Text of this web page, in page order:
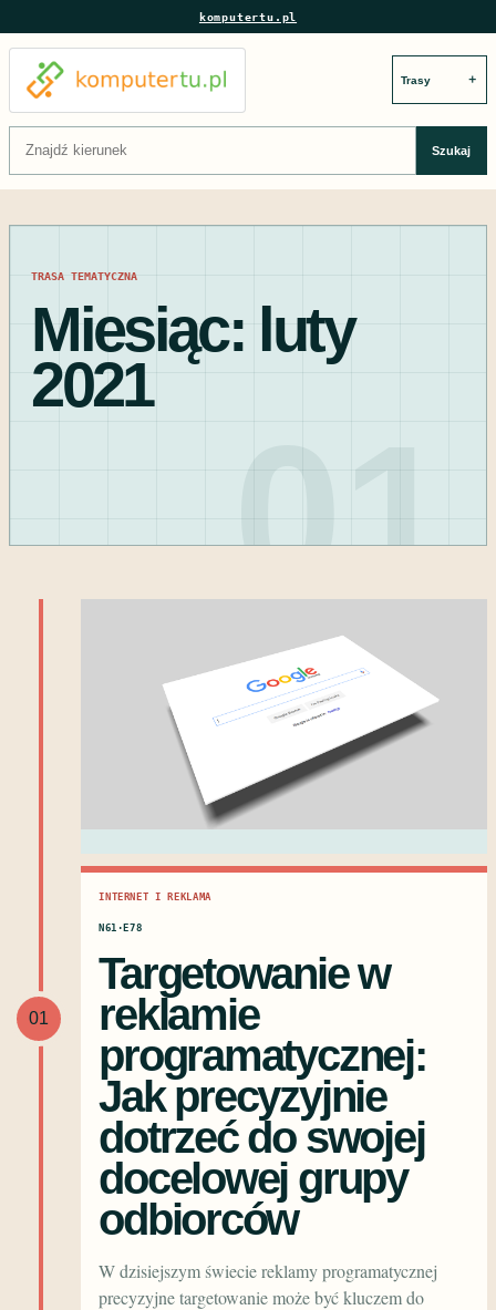
komputertu.pl
＋
Szukaj:
Szukaj
TRASA TEMATYCZNA
01
Miesiąc: luty
2021
01
INTERNET I REKLAMA
N61·E78
Targetowanie w
reklamie
programatycznej:
Jak precyzyjnie
dotrzeć do swojej
docelowej grupy
odbiorców
W dzisiejszym świecie reklamy programatycznej
precyzyjne targetowanie może być kluczem do